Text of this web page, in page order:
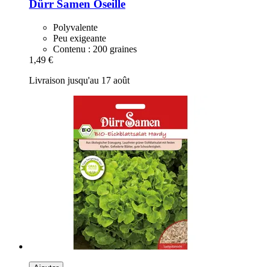
Dürr Samen Oseille
Polyvalente
Peu exigeante
Contenu : 200 graines
1,49 €
Livraison jusqu'au 17 août